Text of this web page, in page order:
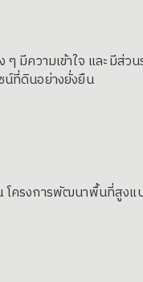
ๆ มีความเข้าใจ และมีส่ว
น์ที่ดินอย่างยั่งยืน
รงการพัฒนาพื้นที่สูงแบ